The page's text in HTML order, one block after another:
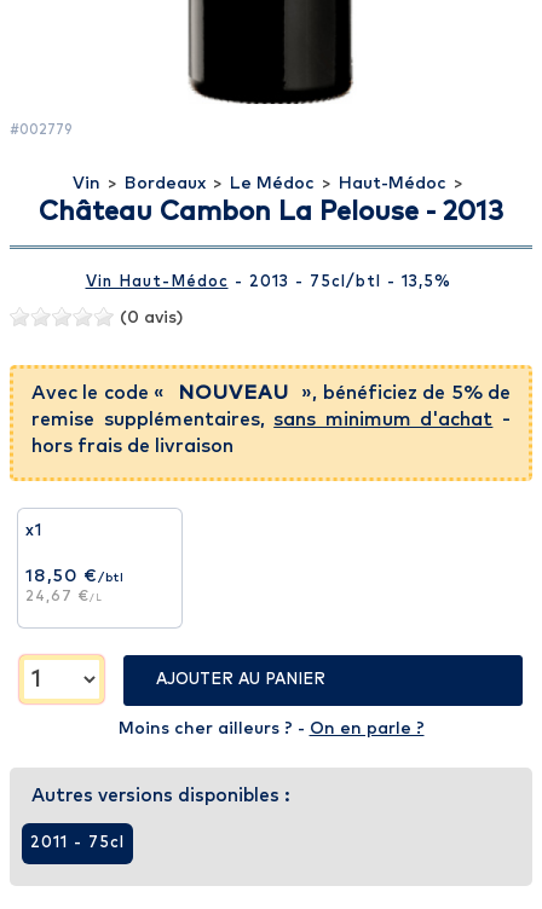
#002779
Vin > Bordeaux > Le Médoc > Haut-Médoc >
Château Cambon La Pelouse - 2013
Vin Haut-Médoc - 2013 - 75cl /btl - 13,5%
(0 avis)
Avec le code « NOUVEAU
», bénéficiez de 5% de
remise supplémentaires,sans minimum d'achat -
hors frais de livraison
x1
18,50 €/btl
24,67 €/L
AJOUTER AU PANIER
Moins cher ailleurs ? - On en parle ?
Autres versions disponibles :
2011 - 75cl